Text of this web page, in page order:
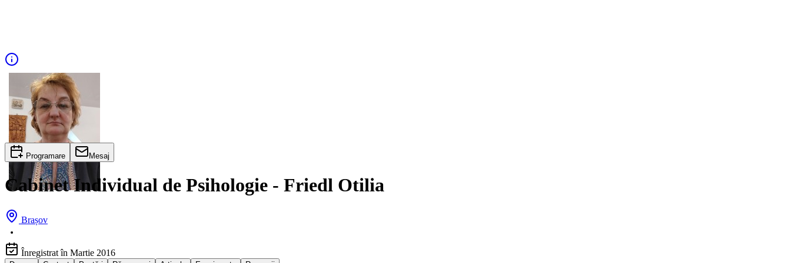
Programare Mesaj
Cabinet Individual de Psihologie - Friedl Otilia
Brașov
Înregistrat în Martie 2016